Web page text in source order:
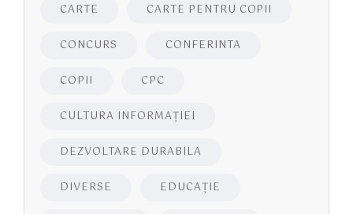
CARTE CARTE PENTRU COPII
CONCURS CONFERINTA
COPII CPC
CULTURA INFORMAŢIEI
DEZVOLTARE DURABILA
DIVERSE EDUCAŢIE